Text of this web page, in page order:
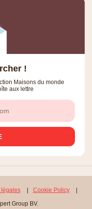
!
Maisons du monde
aux lettre
légales | Cookie Policy
|
Group BV.